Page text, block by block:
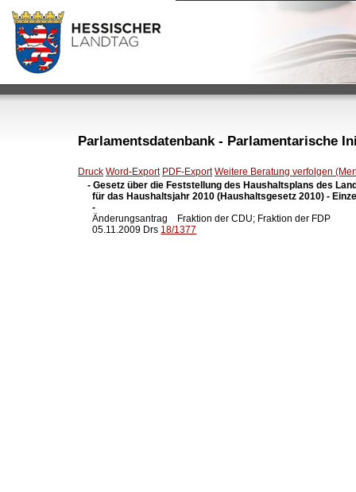
Parlamentsdatenbank - Parlamentarische
Druck Word-Export PDF-Export Weitere Beratung verfolgen
- Gesetz über die Feststellung des Haushaltsplans des
für das Haushaltsjahr 2010 (Haushaltsgesetz 2010) -
  -
Änderungsantrag    Fraktion der CDU; Fraktion der FDP
  05.11.2009 Drs
18/1377